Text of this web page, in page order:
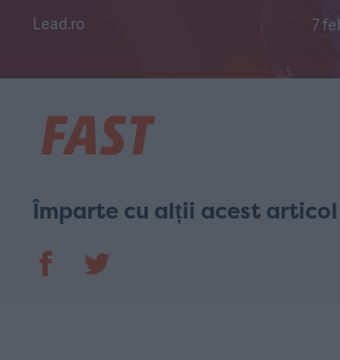
Lead.ro 7
Împarte cu alții acest articol